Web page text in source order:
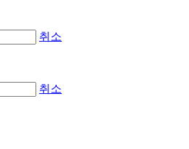
취소
취소